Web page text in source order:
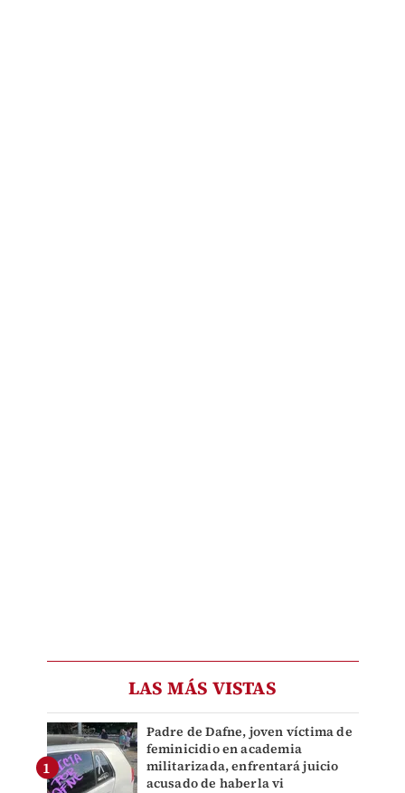
LAS MÁS VISTAS
Padre de Dafne, joven víctima de
feminicidio en academia
militarizada, enfrentará juicio
acusado de haberla vi